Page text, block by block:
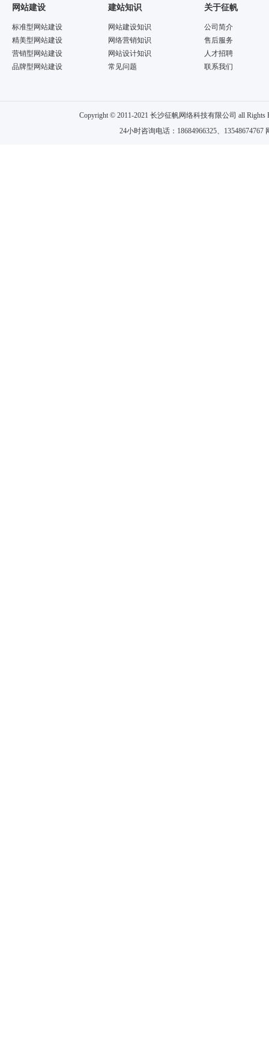
网站建设
标准型网站建设
精美型网站建设
营销型网站建设
品牌型网站建设
建站知识
网站建设知识
网络营销知识
网站设计知识
常见问题
关于征帆
公司简介
售后服务
人才招聘
联系我们
Copyright © 2011-2021 长沙征帆网络科技有限公司 all
24小时咨询电话：18684966325、